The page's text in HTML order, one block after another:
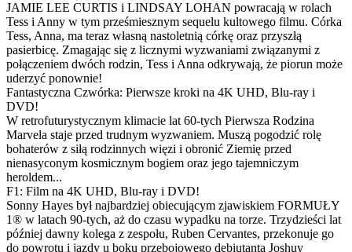
JAMIE LEE CURTIS i LINDSAY LOHAN powracają w rolach
Tess i Anny w tym prześmiesznym sequelu kultowego filmu. Córka
Tess, Anna, ma teraz własną nastoletnią córkę oraz przyszłą
pasierbicę. Zmagając się z licznymi wyzwaniami związanymi z
połączeniem dwóch rodzin, Tess i Anna odkrywają, że piorun może
uderzyć ponownie!
Fantastyczna Czwórka: Pierwsze kroki na 4K UHD, Blu-ray i
DVD!
W retrofuturystycznym klimacie lat 60-tych Pierwsza Rodzina
Marvela staje przed trudnym wyzwaniem. Muszą pogodzić rolę
bohaterów z siłą rodzinnych więzi i obronić Ziemię przed
nienasyconym kosmicznym bogiem oraz jego tajemniczym
heroldem...
F1: Film na 4K UHD, Blu-ray i DVD!
Sonny Hayes był najbardziej obiecującym zjawiskiem FORMUŁY
1® w latach 90-tych, aż do czasu wypadku na torze. Trzydzieści lat
później dawny kolega z zespołu, Ruben Cervantes, przekonuje go
do powrotu i jazdy u boku przebojowego debiutanta Joshuy